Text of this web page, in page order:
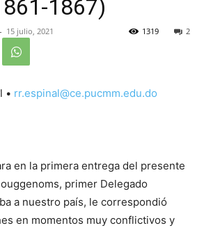
1867)
- 15 julio, 2021 2
1319
• rr.espinal@ce.pucmm.edu.do
en la primera entrega del presente
primer Dele­gado
a nuestro país, le correspon­dió
en momentos muy conflictivos y